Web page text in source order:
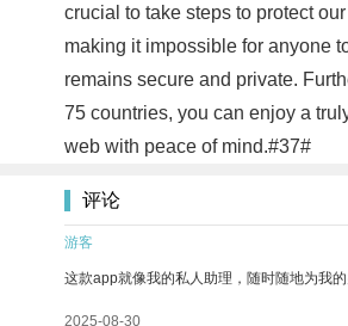
crucial to take steps to protect
making it impossible for anyone
remains secure and private.
75 countries, you can enjoy a
web with peace of mind.#37#
评论
游客
这款app就像我的私人助理，随时随地为我
2025-08-30